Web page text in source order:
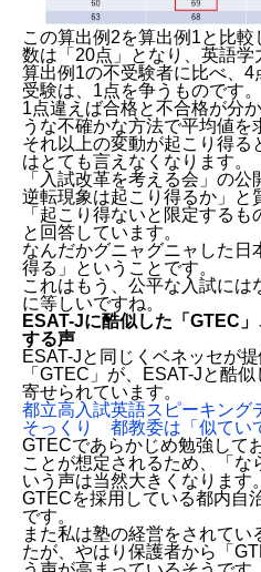
この算出例2を算出例1と比
数は「20点」となり、英語
算出例1の不受験者に比べ、4
受験は、1点を争うものです。
1点違えば合格と不合格が分
うな不確かな方法で平均値を
それ以上の変動が起こり得る
はとても言えなくなります。
「入試改革を考える会」の
逆転現象は起こり得るか」と
「起こり得ないと限定するも
と回答しています。
なんだかグニャグニャした日
得る」ということです。
これはもう、公平な入試には
に等しいですね。
ESAT-Jに酷似した「GTEC
する声
ESAT-Jと同じくベネッセが
「GTEC」が、ESAT-Jと酷
寄せられています。
都立高入試英語スピーキング
そっくり 都教委は「似てい
GTECであらかじめ勉強して
ことが想定されるため、「な
いう声は当然大きくなります。
GTECを採用している都内自
です。
また私は塾の経営をされてい
たが、やはり保護者から「